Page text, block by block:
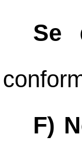
Se
F)